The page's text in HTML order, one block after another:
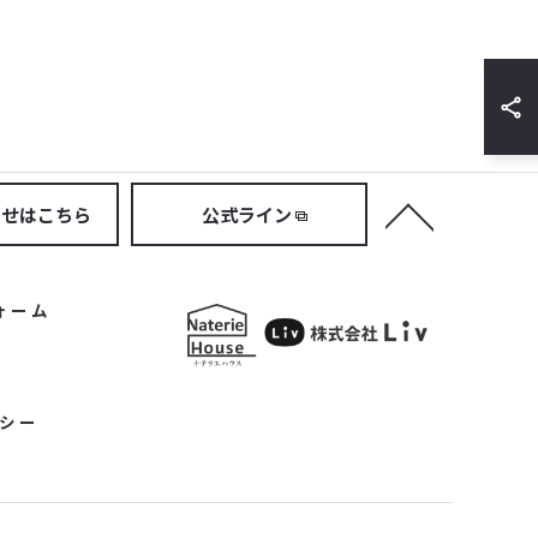
はこちら 公式ライン
ーム
ー